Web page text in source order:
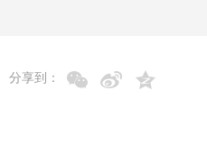
分享到：